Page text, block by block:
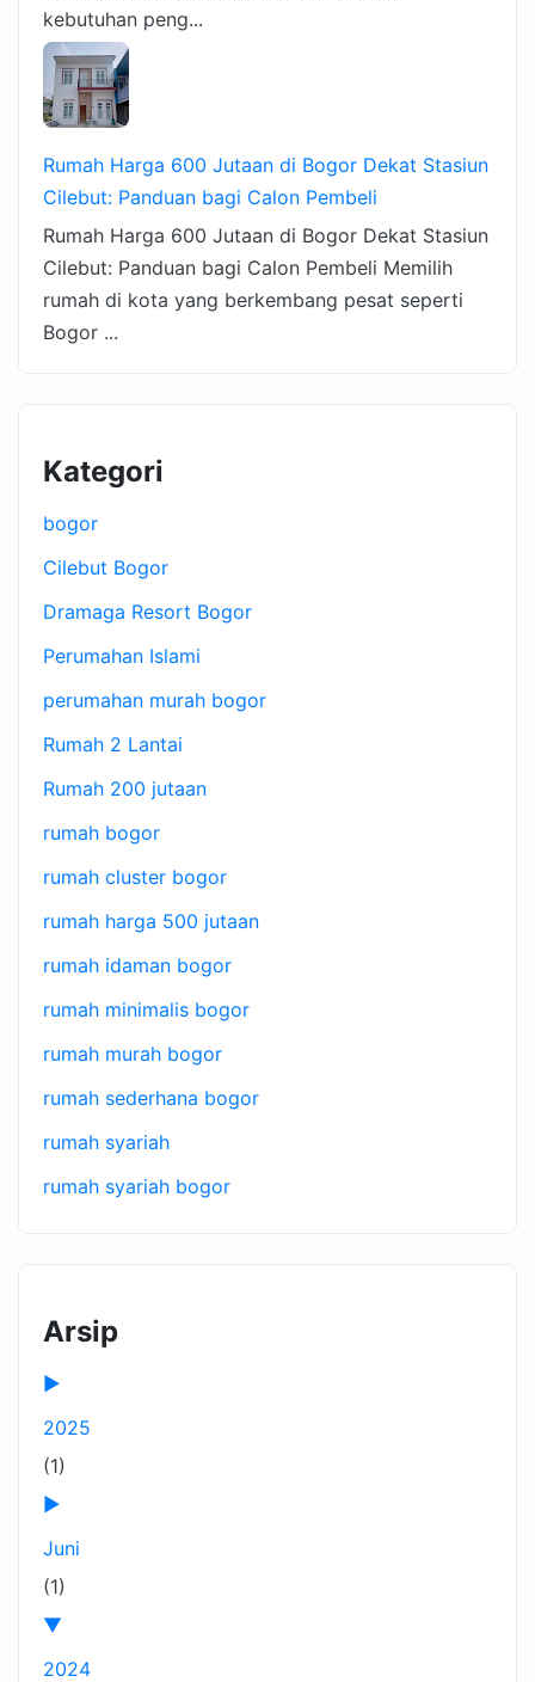
kebutuhan peng...
Rumah Harga 600 Jutaan di Bogor Dekat Stasiun
Cilebut: Panduan bagi Calon Pembeli
Rumah Harga 600 Jutaan di Bogor Dekat Stasiun
Cilebut: Panduan bagi Calon Pembeli Memilih
rumah di kota yang berkembang pesat seperti
Bogor ...
Kategori
bogor
Cilebut Bogor
Dramaga Resort Bogor
Perumahan Islami
perumahan murah bogor
Rumah 2 Lantai
Rumah 200 jutaan
rumah bogor
rumah cluster bogor
rumah harga 500 jutaan
rumah idaman bogor
rumah minimalis bogor
rumah murah bogor
rumah sederhana bogor
rumah syariah
rumah syariah bogor
Arsip
►
2025
(1)
►
Juni
(1)
▼
2024